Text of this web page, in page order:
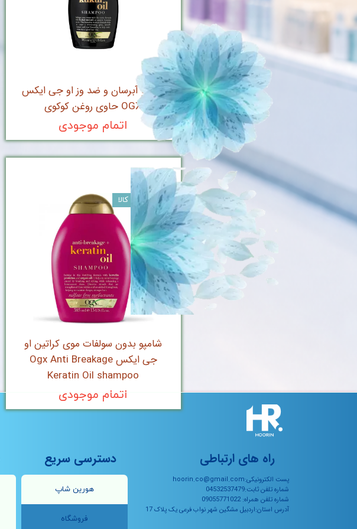
شامپو آبرسان و ضد وز او جی ایکس
OGX حاوی روغن کوکوی
اتمام موجودی
شامپو بدون سولفات موی کراتین او
جی ایکس Ogx Anti Breakage
Keratin Oil shampoo
اتمام موجودی
ضمانت اصالت کالا
پست الکترونیکی:hoorin.co@gmail.com
شماره تلفن ثابت:04532537479
شماره تلفن همراه: 09055771022
آدرس استان:اردبیل مشگین شهر نواب فرعی یک پلاک 17
راه های ارتباطی
هورین شاپ
فروشگاه
دسترسی سریع